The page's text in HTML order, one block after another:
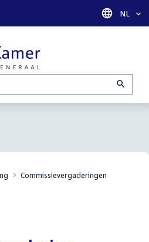
Taal
NL
Commissievergaderingen